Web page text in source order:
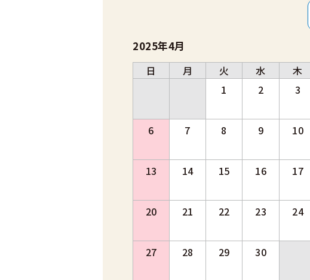
2025年4月
日 月 火 水 木
1
2 3
6 7 8 9 10
13 14 15 16 17
20 21 22 23 24
27 28 29 30